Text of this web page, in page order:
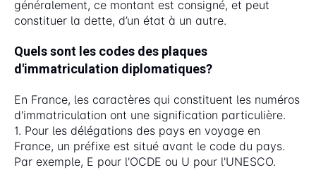
généralement, ce montant est consigné, et peut
constituer la dette, d’un état à un autre.
Quels sont les codes des plaques
d'immatriculation diplomatiques?
En France, les caractères qui constituent les numéros
d'immatriculation ont une signification particulière.
1. Pour les délégations des pays en voyage en
France, un préfixe est situé avant le code du pays.
Par exemple, E pour l'OCDE ou U pour l'UNESCO.